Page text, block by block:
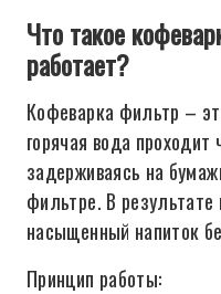
Что такое
работает?
Кофеварка фильтр –
горячая вода
задерживаясь на
фильтре. В
насыщенный напиток
Принцип работы: